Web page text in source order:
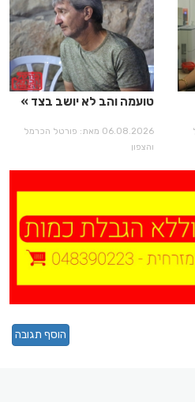
טועמה והב לא יושב בצד
06.08.2026 מאת: פורטל הכרמל
והצפון
הוסף תגובה